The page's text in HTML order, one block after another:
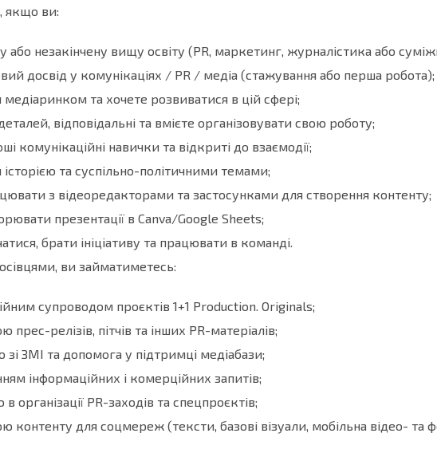
якщо ви:
або незакінчену вищу освіту (PR, маркетинг, журналістика або
досвід у комунікаціях / PR / медіа (стажування або перша робота);
медіаринком та хочете розвиватися в цій сфері;
відповідальні та вмієте організовувати свою роботу;
комунікаційні навички та відкриті до взаємодії;
історією та суспільно-політичними темами;
з відеоредакторами та застосунками для створення контенту;
презентації в Canva/Google Sheets;
брати ініціативу та працювати в команді.
ви займатиметесь:
супроводом проєктів 1+1 Production. Originals;
прес-релізів, пітчів та інших PR-матеріалів;
зі ЗМІ та допомога у підтримці медіабази;
інформаційних і комерційних запитів;
організації PR-заходів та спецпроєктів;
контенту для соцмереж (тексти, базові візуали, мобільна відео- та